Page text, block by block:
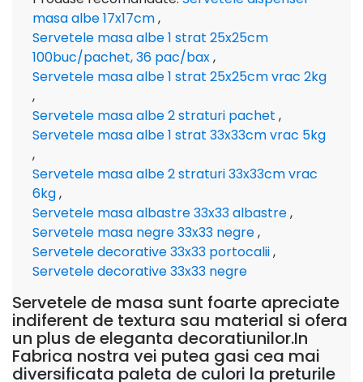
masa albe 17x17cm,
Servetele masa albe 1 strat 25x25cm
100buc/pachet, 36 pac/bax,
Servetele masa albe 1 strat 25x25cm vrac 2kg
,
Servetele masa albe 2 straturi pachet ,
Servetele masa albe 1 strat 33x33cm vrac 5kg
,
Servetele masa albe 2 straturi 33x33cm vrac
6kg,
Servetele masa albastre 33x33 albastre,
Servetele masa negre 33x33 negre,
Servetele decorative 33x33 portocalii,
Servetele decorative 33x33 negre
Servetele de masa sunt foarte apreciate
indiferent de textura sau material si ofera
un plus de eleganta decoratiunilor.In
Fabrica nostra vei putea gasi cea mai
diversificata paleta de culori la preturile